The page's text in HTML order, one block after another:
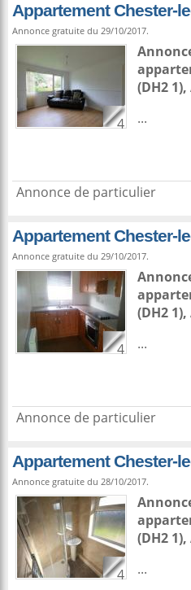
Appartement Chester-
Annonce gratuite du 29/10/2017.
4
(DH2 1),
...
Annonce de particulier
Appartement Chester-
Annonce gratuite du 29/10/2017.
4
(DH2 1),
...
Annonce de particulier
Appartement Chester-
Annonce gratuite du 28/10/2017.
4
(DH2 1),
...